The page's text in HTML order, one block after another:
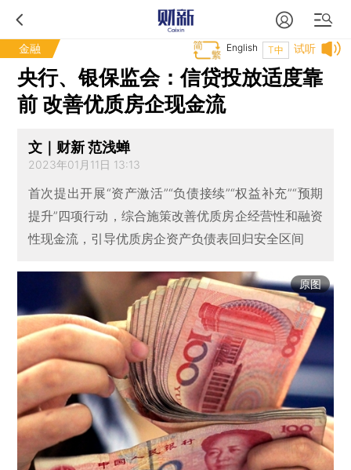
金融 试听
T中
English
央行、银保监会：信贷投放适度靠
前 改善优质房企现金流
文｜财新 范浅蝉
2023年01月11日 13:13
首次提出开展“资产激活”“负债接续”“权益补充”“预期
提升”四项行动，综合施策改善优质房企经营性和融资
性现金流，引导优质房企资产负债表回归安全区间
原图